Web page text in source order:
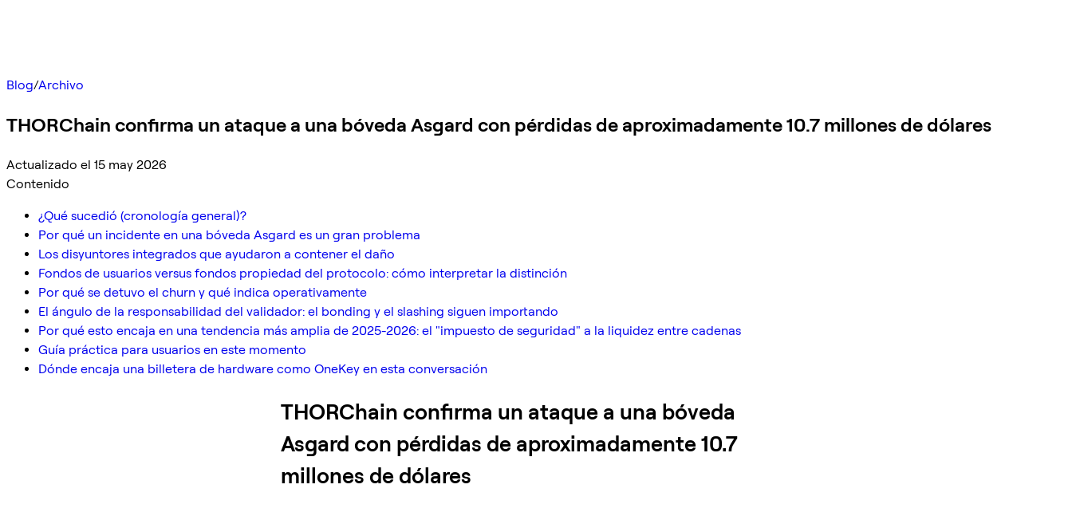
Blog/Archivo
THORChain confirma un ataque a una bóveda Asgard con pérdidas de aproximadamente 10.7 millones de dólares
Actualizado el 15 may 2026
Contenido
¿Qué sucedió (cronología general)?
Por qué un incidente en una bóveda Asgard es un gran problema
Los disyuntores integrados que ayudaron a contener el daño
Fondos de usuarios versus fondos propiedad del protocolo: cómo interpretar la distinción
Por qué se detuvo el churn y qué indica operativamente
El ángulo de la responsabilidad del validador: el bonding y el slashing siguen importando
Por qué esto encaja en una tendencia más amplia de 2025-2026: el "impuesto de seguridad" a la liquidez entre cadenas
Guía práctica para usuarios en este momento
Dónde encaja una billetera de hardware como OneKey en esta conversación
THORChain confirma un ataque a una bóveda
Asgard con pérdidas de aproximadamente 10.7
millones de dólares